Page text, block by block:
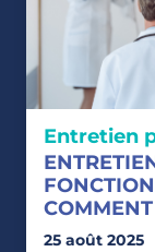
Entretien
COMMENT
25 août 2025